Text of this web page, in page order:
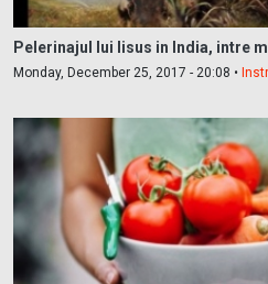
Pelerinajul lui Iisus in India, intre
Monday, December 25, 2017 - 20:08 •